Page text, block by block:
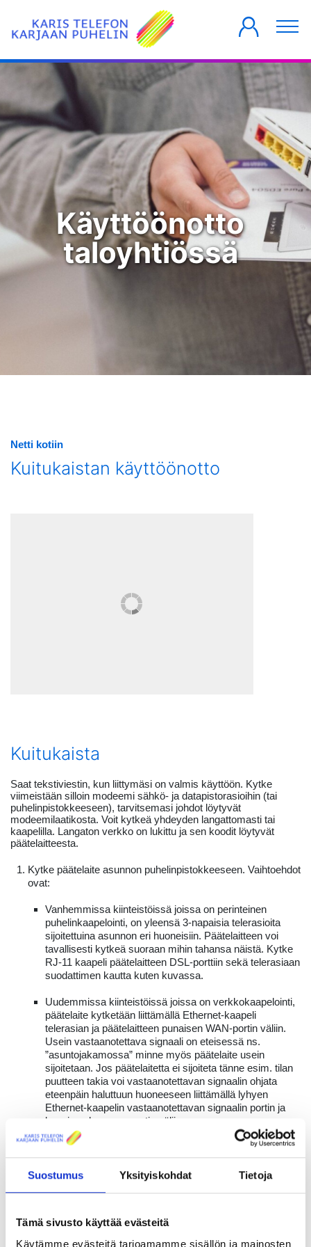
Suostumus Yksityiskohdat Tietoja
Tämä sivusto käyttää evästeitä
Käytämme evästeitä tarjoamamme sisällön ja mainosten
YRITYKSILLE
Netti kotiin
Käyttöönotto
taloyhtiössä
Kuitukaistan käyttöönotto
Kuitukaista
Saat tekstiviestin, kun liittymäsi on valmis käyttöön. Kytke
viimeistään silloin modeemi sähkö- ja datapistorasioihin (tai
puhelinpistokkeeseen), tarvitsemasi johdot löytyvät
modeemilaatikosta. Voit kytkeä yhdeyden langattomasti tai
kaapelilla. Langaton verkko on lukittu ja sen koodit löytyvät
päätelaitteesta.
Kytke päätelaite asunnon puhelinpistokkeeseen. Vaihtoehdot
ovat:
Vanhemmissa kiinteistöissä joissa on perinteinen
puhelinkaapelointi, on yleensä 3-napaisia telerasioita
sijoitettuina asunnon eri huoneisiin. Päätelaitteen voi
tavallisesti kytkeä suoraan mihin tahansa näistä. Kytke
RJ-11 kaapeli päätelaitteen DSL-porttiin sekä telerasiaan
suodattimen kautta kuten kuvassa.
Uudemmissa kiinteistöissä joissa on verkkokaapelointi,
päätelaite kytketään liittämällä Ethernet-kaapeli
telerasian ja päätelaitteen punaisen WAN-portin väliin.
Usein vastaanotettava signaali on eteisessä ns.
”asuntojakamossa” minne myös päätelaite usein
sijoitetaan. Jos päätelaitetta ei sijoiteta tänne esim. tilan
puutteen takia voi vastaanotettavan signaalin ohjata
eteenpäin haluttuun huoneeseen liittämällä lyhyen
Ethernet-kaapelin vastaanotettavan signaalin portin ja
kyseisen huoneen portin väliin.
Kytke virtajohto päätelaitteeseen ja vapaaseen pistorasiaan.
Varmista että virtakytkin on sisään painettuna (ON -tilassa).